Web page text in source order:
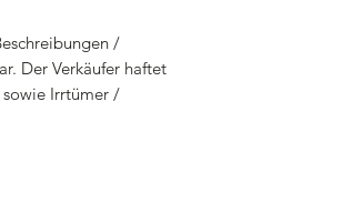
/
Der Verkäufer haftet
Irrtümer /